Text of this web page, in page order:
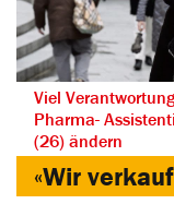
Viel
Pharma-
(26) ändern
«Wir